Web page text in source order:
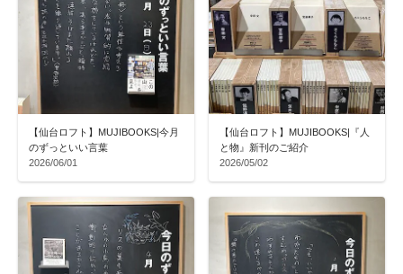
【仙台ロフト】MUJIBOOKS|今月
のずっといい言葉
2026/06/01
【仙台ロフト】MUJIBOOKS|『人
と物』新刊のご紹介
2026/05/02